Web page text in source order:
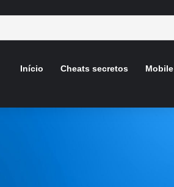
Início Cheats secretos Mobile